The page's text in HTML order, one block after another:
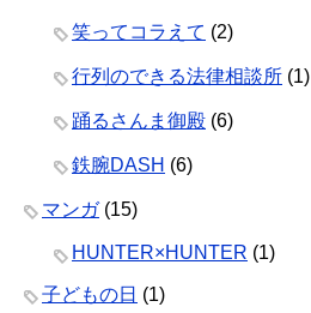
笑ってコラえて (2)
行列のできる法律相談所 (1)
踊るさんま御殿 (6)
鉄腕DASH (6)
マンガ(15)
HUNTER×HUNTER (1)
子どもの日 (1)